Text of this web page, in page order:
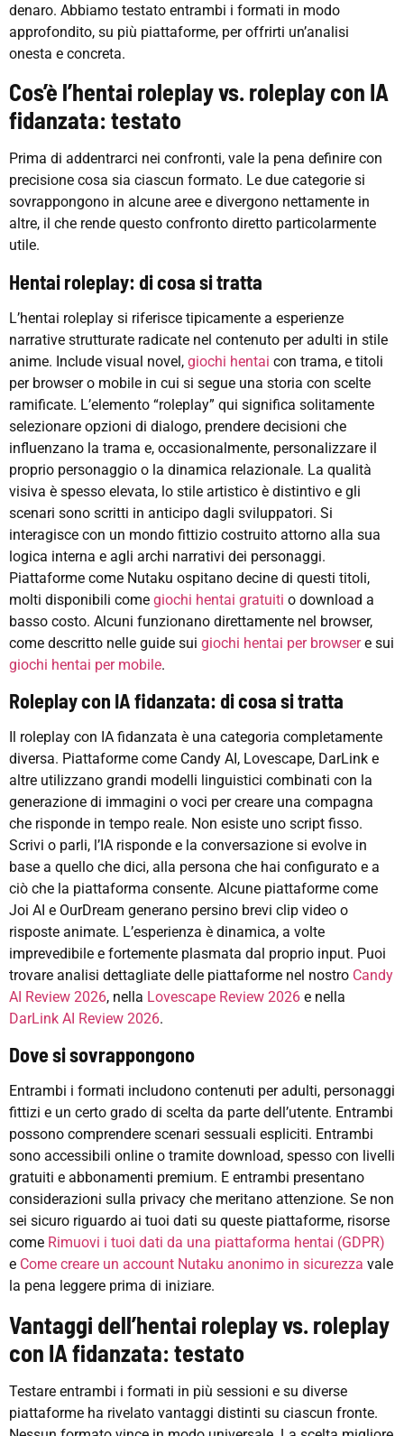
denaro. Abbiamo testato entrambi i formati in modo
approfondito, su più piattaforme, per offrirti un’analisi
onesta e concreta.
Cos’è l’hentai roleplay vs. roleplay con IA
fidanzata: testato
Prima di addentrarci nei confronti, vale la pena definire con
precisione cosa sia ciascun formato. Le due categorie si
sovrappongono in alcune aree e divergono nettamente in
altre, il che rende questo confronto diretto particolarmente
utile.
Hentai roleplay: di cosa si tratta
L’hentai roleplay si riferisce tipicamente a esperienze
narrative strutturate radicate nel contenuto per adulti in stile
anime. Include visual novel, giochi hentai con trama, e titoli
per browser o mobile in cui si segue una storia con scelte
ramificate. L’elemento “roleplay” qui significa solitamente
selezionare opzioni di dialogo, prendere decisioni che
influenzano la trama e, occasionalmente, personalizzare il
proprio personaggio o la dinamica relazionale. La qualità
visiva è spesso elevata, lo stile artistico è distintivo e gli
scenari sono scritti in anticipo dagli sviluppatori. Si
interagisce con un mondo fittizio costruito attorno alla sua
logica interna e agli archi narrativi dei personaggi.
Piattaforme come Nutaku ospitano decine di questi titoli,
molti disponibili come giochi hentai gratuiti o download a
basso costo. Alcuni funzionano direttamente nel browser,
come descritto nelle guide sui giochi hentai per browsere sui
giochi hentai per mobile.
Roleplay con IA fidanzata: di cosa si tratta
Il roleplay con IA fidanzata è una categoria completamente
diversa. Piattaforme come Candy AI, Lovescape, DarLink e
altre utilizzano grandi modelli linguistici combinati con la
generazione di immagini o voci per creare una compagna
che risponde in tempo reale. Non esiste uno script fisso.
Scrivi o parli, l’IA risponde e la conversazione si evolve in
base a quello che dici, alla persona che hai configurato e a
ciò che la piattaforma consente. Alcune piattaforme come
Joi AI e OurDream generano persino brevi clip video o
risposte animate. L’esperienza è dinamica, a volte
imprevedibile e fortemente plasmata dal proprio input. Puoi
trovare analisi dettagliate delle piattaforme nel nostro Candy
AI Review 2026, nella Lovescape Review 2026 e nella
DarLink AI Review 2026.
Dove si sovrappongono
Entrambi i formati includono contenuti per adulti, personaggi
fittizi e un certo grado di scelta da parte dell’utente. Entrambi
possono comprendere scenari sessuali espliciti. Entrambi
sono accessibili online o tramite download, spesso con livelli
gratuiti e abbonamenti premium. E entrambi presentano
considerazioni sulla privacy che meritano attenzione. Se non
sei sicuro riguardo ai tuoi dati su queste piattaforme, risorse
come Rimuovi i tuoi dati da una piattaforma hentai (GDPR)
e Come creare un account Nutaku anonimo in sicurezza vale
la pena leggere prima di iniziare.
Vantaggi dell’hentai roleplay vs. roleplay
con IA fidanzata: testato
Testare entrambi i formati in più sessioni e su diverse
piattaforme ha rivelato vantaggi distinti su ciascun fronte.